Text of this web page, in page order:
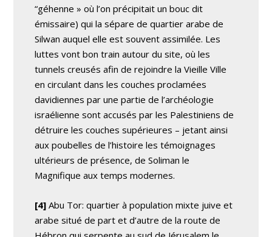
“géhenne » où l’on précipitait un bouc dit
émissaire) qui la sépare de quartier arabe de
Silwan auquel elle est souvent assimilée. Les
luttes vont bon train autour du site, où les
tunnels creusés afin de rejoindre la Vieille Ville
en circulant dans les couches proclamées
davidiennes par une partie de l’archéologie
israélienne sont accusés par les Palestiniens de
détruire les couches supérieures – jetant ainsi
aux poubelles de l’histoire les témoignages
ultérieurs de présence, de Soliman le
Magnifique aux temps modernes.
[4] Abu Tor: quartier à population mixte juive et
arabe situé de part et d’autre de la route de